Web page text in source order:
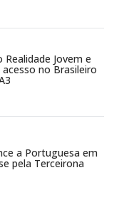
Jovem e
no Brasileiro
a Portuguesa em
pela Terceirona